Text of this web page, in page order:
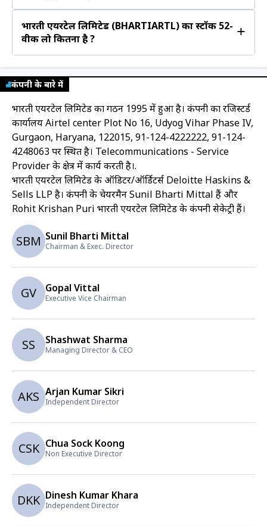
भारती एयरटेल लिमिटेड (BHARTIARTL) का स्टॉक 52-
वीक लो कितना है ?
+
कंपनी के बारे में
भारती एयरटेल लिमिटेड का गठन 1995 में हुआ है। कंपनी का रजिस्टर्ड
कार्यालय Airtel center Plot No 16, Udyog Vihar Phase IV,
Gurgaon, Haryana, 122015, 91-124-4222222, 91-124-
4248063 पर स्थित है। Telecommunications - Service
Provider के क्षेत्र में कार्य करती है।.
भारती एयरटेल लिमिटेड के ऑडिटर/ऑर्डिटर्स Deloitte Haskins &
Sells LLP है। कंपनी के चेयरमैन Sunil Bharti Mittal हैं और
Rohit Krishan Puri भारती एयरटेल लिमिटेड के कंपनी सेकेट्री हैं।
SBM Sunil Bharti Mittal
Chairman & Exec. Director
GV Gopal Vittal
Executive Vice Chairman
SS Shashwat Sharma
Managing Director & CEO
AKS Arjan Kumar Sikri
Independent Director
CSK Chua Sock Koong
Non Executive Director
DKK Dinesh Kumar Khara
Independent Director